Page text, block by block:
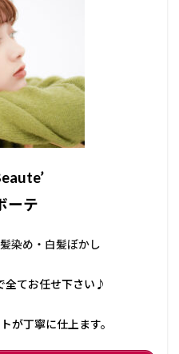
ーテ
染め・白髪ぼかし
全てお任せ下さい♪
が丁寧に仕上ます。